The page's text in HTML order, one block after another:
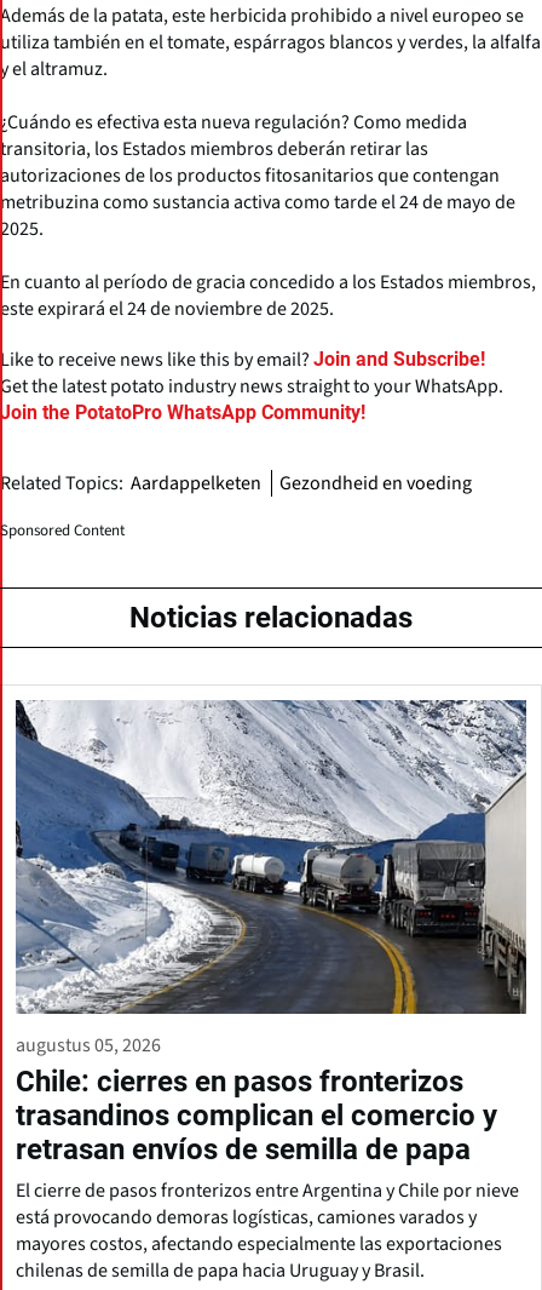
Además de la patata, este herbicida prohibido a nivel europeo se
utiliza también en el tomate, espárragos blancos y verdes, la alfalfa
y el altramuz.
¿Cuándo es efectiva esta nueva regulación? Como medida
transitoria, los Estados miembros deberán retirar las
autorizaciones de los productos fitosanitarios que contengan
metribuzina como sustancia activa como tarde el 24 de mayo de
2025.
En cuanto al período de gracia concedido a los Estados miembros,
este expirará el 24 de noviembre de 2025.
Like to receive news like this by email? Join and Subscribe!
Get the latest potato industry news straight to your WhatsApp.
Join the PotatoPro WhatsApp Community!
Related Topics: Aardappelketen Gezondheid en voeding
Sponsored Content
Noticias relacionadas
augustus 05, 2026
Chile: cierres en pasos fronterizos
trasandinos complican el comercio y
retrasan envíos de semilla de papa
El cierre de pasos fronterizos entre Argentina y Chile por nieve
está provocando demoras logísticas, camiones varados y
mayores costos, afectando especialmente las exportaciones
chilenas de semilla de papa hacia Uruguay y Brasil.